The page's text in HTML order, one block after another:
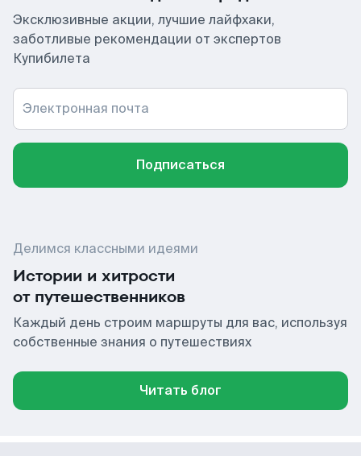
Эксклюзивные акции, лучшие лайфхаки,
заботливые рекомендации от экспертов
Купибилета
Электронная почта
Подписаться
Делимся классными идеями
Истории и хитрости
от путешественников
Каждый день строим маршруты для вас, используя
собственные знания о путешествиях
Читать блог